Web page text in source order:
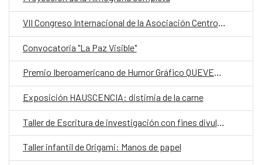
VII Congreso Internacional de la Asociación Centroamericana de Lingüística (ACALING)
Convocatoria "La Paz Visible"
Premio Iberoamericano de Humor Gráfico QUEVEDOS
Exposición HAUSCENCIA: distimia de la carne
Taller infantil de Origami: Manos de papel